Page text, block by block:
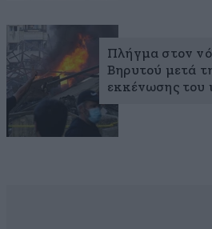
Πλήγμα στον
Βηρυτού μετά
εκκένωσης του